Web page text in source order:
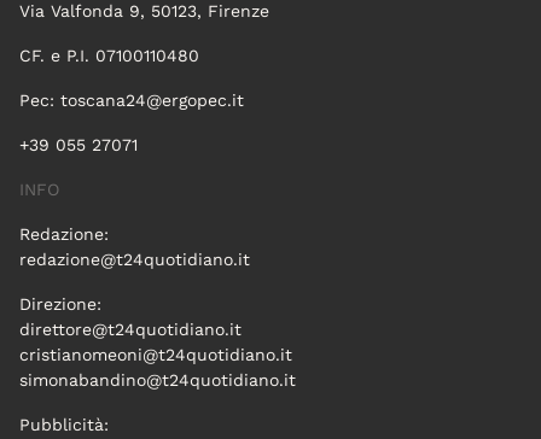
Via Valfonda 9, 50123, Firenze
CF. e P.I. 07100110480
Pec: toscana24@ergopec.it
+39 055 27071
INFO
Redazione:
redazione@t24quotidiano.it
Direzione:
direttore@t24quotidiano.it
cristianomeoni@t24quotidiano.it
simonabandino@t24quotidiano.it
Pubblicità: